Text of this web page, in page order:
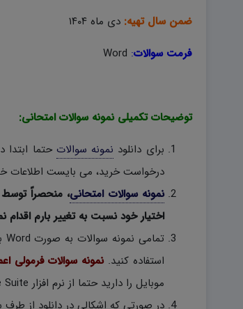
ضمن سال تهیه: دی ماه ۱۴۰۴
فرمت سوالات:
توضیحات تکمیلی نمونه سوالات امتحانی:
برای دانلود نمونه سوالات حتما
درخواست خرید، می بایست اطلاعات
نمونه سوالات امتحانی، منحصراً توسط
اختیار خود نسبت به تغییر بارم اقدام
استفاده کنید. نمونه سوالات فرمولی
موبایل را دارید حتما از نرم افزار Office Suite استفاده کنید.)
در صورتی که اشکالی در دانلود از طرف سرور بود با شماره ۰۹۹۱۷۵۳۳۳۷۱ از طریق برنامه